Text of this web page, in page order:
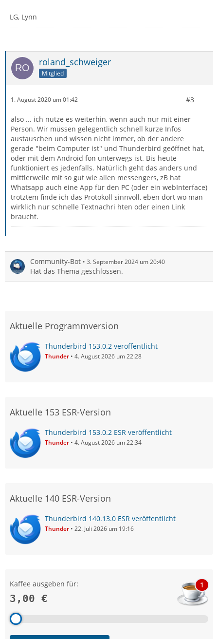
LG, Lynn
roland_schweiger
Mitglied
1. August 2020 um 01:42 #3
also ... ich nutze es weiterhin, wenn auch nur mit einer
Person. Wir müssen gelegentlich schnell kurze Infos
austauschen und wissen nicht immer, ob der andere
gerade "beim Computer ist" und Thunderbird geöffnet hat,
oder mit dem Android fon unterwegs ist. Bis heute
funktioniert es jedenfalls. Natürlich geht das anders und
mittlerweile mit so gut wie allen messengers, zB hat
Whatsapp auch eine App für den PC (oder ein webInterface)
trotztem finde ich das Protokoll sinnvoll, eben dort wo man
wirklich nur schnelle Textnachri hten oder einen Link
braucht.
Community-Bot 3. September 2024 um 20:40
Hat das Thema geschlossen.
Aktuelle Programmversion
Thunderbird 153.0.2 veröffentlicht
Thunder 4. August 2026 um 22:28
Aktuelle 153 ESR-Version
Thunderbird 153.0.2 ESR veröffentlicht
Thunder 4. August 2026 um 22:34
Aktuelle 140 ESR-Version
Thunderbird 140.13.0 ESR veröffentlicht
Thunder 22. Juli 2026 um 19:16
Kaffee ausgeben für:
3,00 €
1